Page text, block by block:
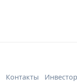
Контакты